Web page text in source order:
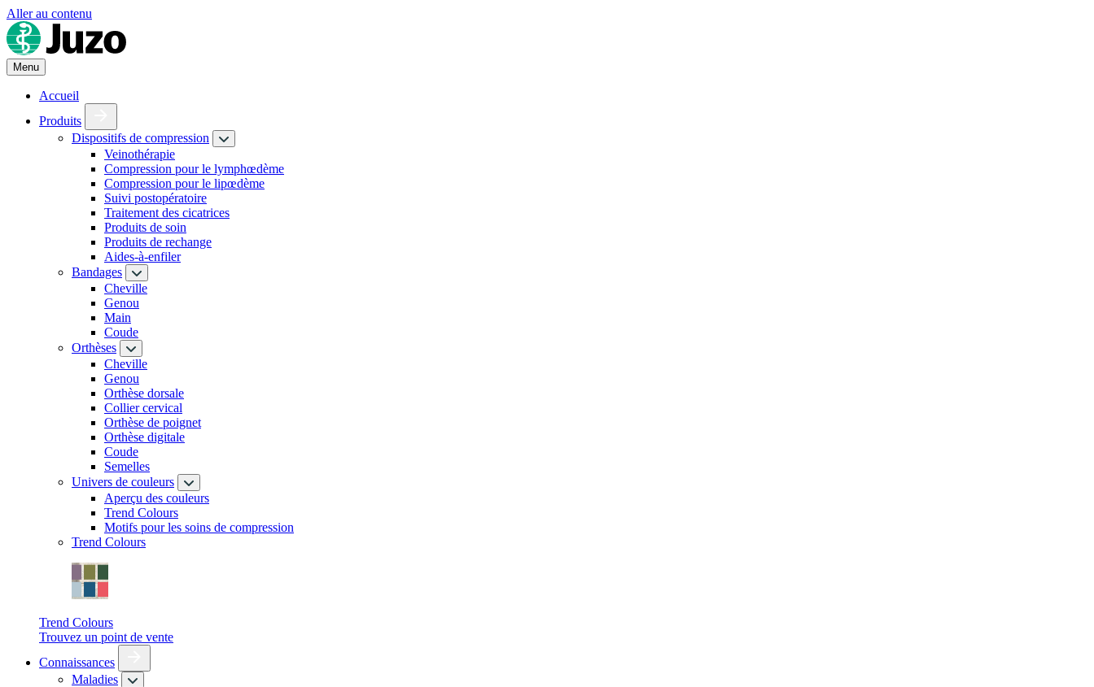
Aller au contenu
Menu
Accueil
Produits
Dispositifs de compression
Veinothérapie
Compression pour le lymphœdème
Compression pour le lipœdème
Suivi postopératoire
Traitement des cicatrices
Produits de soin
Produits de rechange
Aides-à-enfiler
Bandages
Cheville
Genou
Main
Coude
Orthèses
Cheville
Genou
Orthèse dorsale
Collier cervical
Orthèse de poignet
Orthèse digitale
Coude
Semelles
Univers de couleurs
Aperçu des couleurs
Trend Colours
Motifs pour les soins de compression
Trend Colours
Trend Colours
Trouvez un point de vente
Connaissances
Maladies